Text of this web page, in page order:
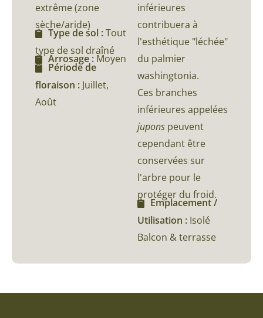
extrême (zone
sèche/aride)
Type de sol :Tout
type de sol draîné
Arrosage : Moyen
Période de
floraison : Juillet,
Août
inférieures
contribuera à
l'esthétique "léchée"
du palmier
washingtonia.
Ces branches
inférieures appelées
jupons peuvent
cependant être
conservées sur
l'arbre pour le
protéger du froid.
Emplacement /
Utilisation : Isolé
Balcon & terrasse